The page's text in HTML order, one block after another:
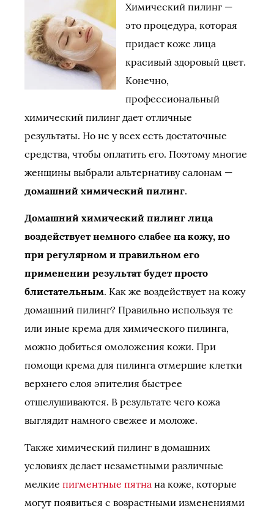
Химический пилинг —
это процедура, которая
придает коже лица
красивый здоровый цвет.
Конечно,
профессиональный
химический пилинг дает отличные
результаты. Но не у всех есть достаточные
средства, чтобы оплатить его. Поэтому многие
женщины выбрали альтернативу салонам —
домашний химический пилинг.
Домашний химический пилинг лица
воздействует немного слабее на кожу, но
при регулярном и правильном его
применении результат будет просто
блистательным. Как же воздействует на кожу
домашний пилинг? Правильно используя те
или иные крема для химического пилинга,
можно добиться омоложения кожи. При
помощи крема для пилинга отмершие клетки
верхнего слоя эпителия быстрее
отшелушиваются. В результате чего кожа
выглядит намного свежее и моложе.
Также химический пилинг в домашних
условиях делает незаметными различные
мелкие пигментные пятна на коже, которые
могут появиться с возрастными изменениями